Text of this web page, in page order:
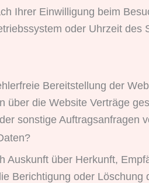
Ihrer Einwilligung beim
oder Uhrzeit
Bereitstellung der
über die Website Verträge
sonstige Auftragsanfragen
Auskunft über Herkunft,
Berichtigung oder